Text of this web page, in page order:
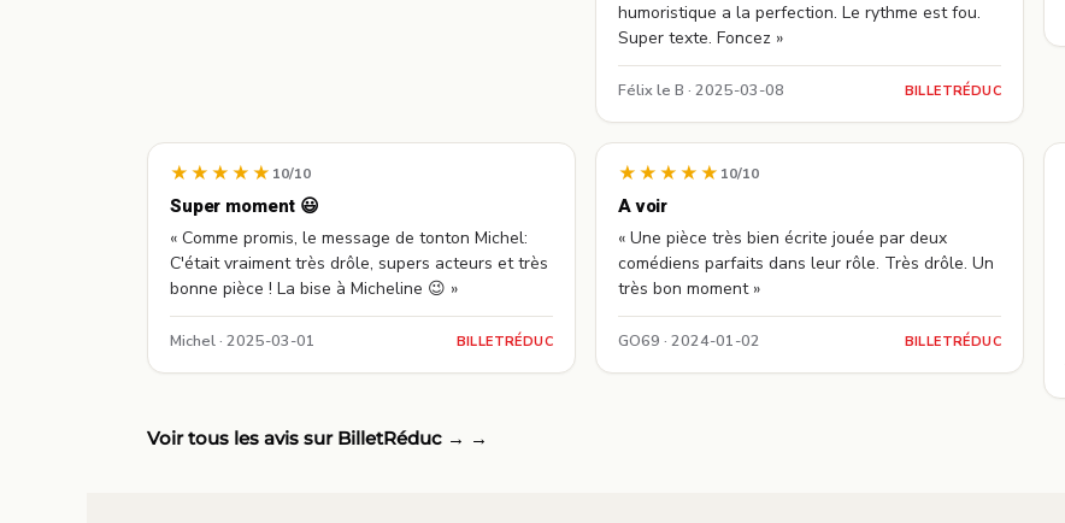
humoristique a la perfection. Le rythme est fou.
Super texte. Foncez »
Félix le B · 2025-03-08 BILLETRÉDUC
★★★★★ 10/10
Super moment 😃
« Comme promis, le message de tonton Michel:
C'était vraiment très drôle, supers acteurs et très
bonne pièce ! La bise à Micheline 😉 »
Michel · 2025-03-01 BILLETRÉDUC
★★★★★ 10/10
A voir
« Une pièce très bien écrite jouée par deux
comédiens parfaits dans leur rôle. Très drôle. Un
très bon moment »
GO69 · 2024-01-02 BILLETRÉDUC
Voir tous les avis sur BilletRéduc →